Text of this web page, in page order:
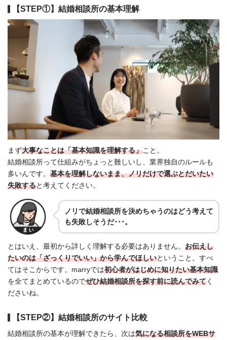
【STEP①】結婚相談所の基本理解
まず大事なことは「基本知識を理解する」こと。
結婚相談所って仕組みがちょっと難しいし、業界独自のルールも
多いんです。 基本を理解しないまま、ノリだけで選ぶとだいたい
失敗すると考えてください。
ノリで結婚相談所を決めちゃうのはどう考えて
も失敗しそうだ･･･。
とはいえ、最初から詳しく理解する必要はありません。 お伝えし
たいのは「ざっくりでいい」から学んでほしいということ。すべ
てはそこからです。marryでは初心者がはじめに知りたい基本知識
を全てまとめているのでぜひ結婚相談所を探す前に読んでみてく
ださいね。
【STEP②】結婚相談所のサイト比較
結婚相談所の基本が理解できたら、次は気になる相談所をWEBサ